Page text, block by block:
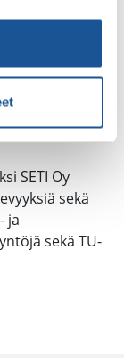
SETI Oy
sekä
ja
sekä TU-